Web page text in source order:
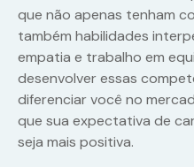
que não apenas tenham
também habilidades
empatia e trabalho em
desenvolver essas
diferenciar você no
que sua expectativa de
seja mais positiva.